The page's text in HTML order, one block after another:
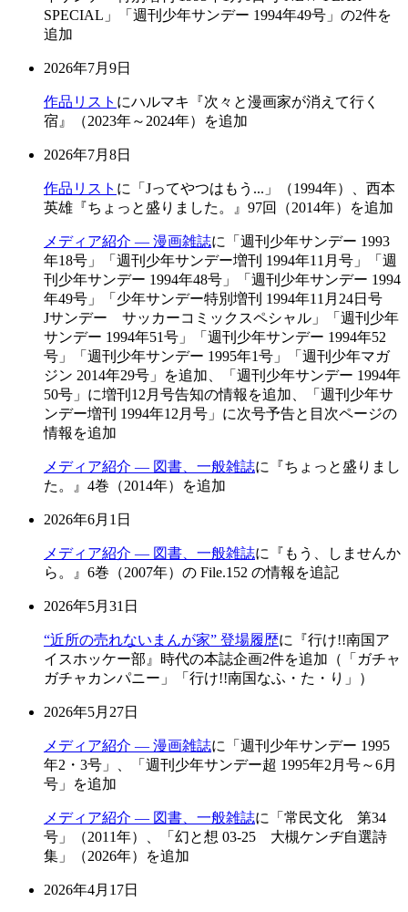
SPECIAL」「週刊少年サンデー 1994年49号」の2件を
追加
2026年7月9日
作品リスト にハルマキ『次々と漫画家が消えて行く
宿』（2023年～2024年）を追加
2026年7月8日
作品リスト に「Jってやつはもう...」（1994年）、西本
英雄『ちょっと盛りました。』97回（2014年）を追加
メディア紹介 — 漫画雑誌に「週刊少年サンデー 1993
年18号」「週刊少年サンデー増刊 1994年11月号」「週
刊少年サンデー 1994年48号」「週刊少年サンデー 1994
年49号」「少年サンデー特別増刊 1994年11月24日号
Jサンデー サッカーコミックスペシャル」「週刊少年
サンデー 1994年51号」「週刊少年サンデー 1994年52
号」「週刊少年サンデー 1995年1号」「週刊少年マガ
ジン 2014年29号」を追加、「週刊少年サンデー 1994年
50号」に増刊12月号告知の情報を追加、「週刊少年サ
ンデー増刊 1994年12月号」に次号予告と目次ページの
情報を追加
メディア紹介 — 図書、一般雑誌に『ちょっと盛りまし
た。』4巻（2014年）を追加
2026年6月1日
メディア紹介 — 図書、一般雑誌に『もう、しませんか
ら。』6巻（2007年）の File.152 の情報を追記
2026年5月31日
“近所の売れないまんが家” 登場履歴に『行け!!南国ア
イスホッケー部』時代の本誌企画2件を追加（「ガチャ
ガチャカンパニー」「行け!!南国なふ・た・り」）
2026年5月27日
メディア紹介 — 漫画雑誌に「週刊少年サンデー 1995
年2・3号」、「週刊少年サンデー超 1995年2月号～6月
号」を追加
メディア紹介 — 図書、一般雑誌に「常民文化 第34
号」（2011年）、「幻と想 03-25 大槻ケンヂ自選詩
集」（2026年）を追加
2026年4月17日